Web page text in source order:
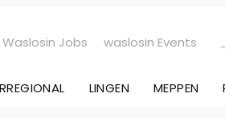
Waslosin Jobs waslosin Events
LINGEN MEPPEN